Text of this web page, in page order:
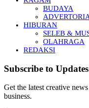
BUDAYA
HIBURAN
SELEB &
OLAHRAGA
REDAKSI
Subscribe to Updates
Get the latest creative
business.